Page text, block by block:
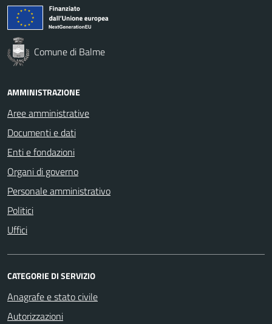
Comune di Balme
AMMINISTRAZIONE
Aree amministrative
Documenti e dati
Enti e fondazioni
Organi di governo
Personale amministrativo
Politici
Uffici
CATEGORIE DI SERVIZIO
Anagrafe e stato civile
Autorizzazioni